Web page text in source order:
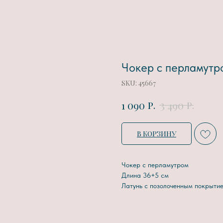
Чокер с
SKU: 45667
1 090 р. 3 490 р.
В КОРЗИНУ
Чокер с перламутром
Длина 36+5 см
Латунь с позолоченным